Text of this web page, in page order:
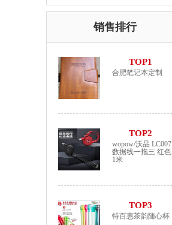
销售排行
TOP1
合肥笔记本定制
TOP2
wopow/沃品 LC007
数据线一拖三 红色
1米
TOP3
特百惠茶韵随心杯